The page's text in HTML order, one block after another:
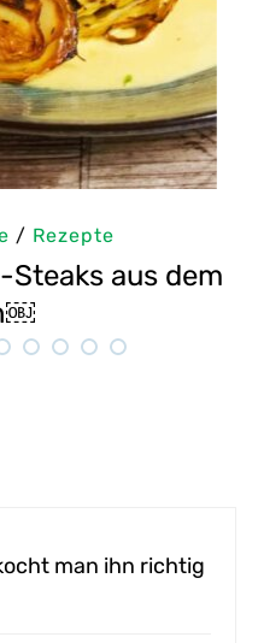
/ Rezepte
Sesampaste
man ihn richtig